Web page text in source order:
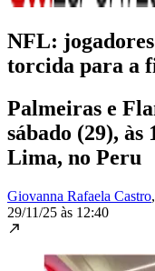
NFL:
torcida para a
Palmeiras e
sábado (29),
Lima, no Peru
Giovanna Rafaela Castro
29/11/25 às 12:40